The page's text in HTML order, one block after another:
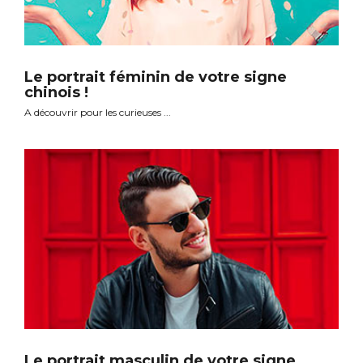
Le portrait féminin de votre signe
chinois !
A découvrir pour les curieuses ...